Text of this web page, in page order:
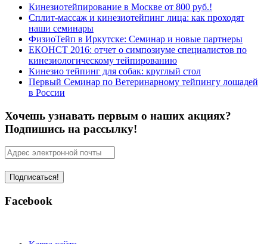
Кинезиотейпирование в Москве от 800 руб.!
Сплит-массаж и кинезиотейпинг лица: как проходят
наши семинары
ФизиоТейп в Иркутске: Семинар и новые партнеры
ЕКОНСТ 2016: отчет о симпозиуме специалистов по
кинезиологическому тейпированию
Кинезио тейпинг для собак: круглый стол
Первый Семинар по Ветеринарному тейпингу лошадей
в России
Хочешь узнавать первым о наших акциях?
Подпишись на рассылку!
Facebook